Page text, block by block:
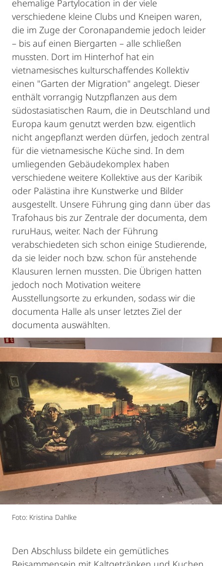
ehemalige Partylocation in der viele
verschiedene kleine Clubs und Kneipen waren,
die im Zuge der Coronapandemie jedoch leider
– bis auf einen Biergarten – alle schließen
mussten. Dort im Hinterhof hat ein
vietnamesisches kulturschaffendes Kollektiv
einen "Garten der Migration" angelegt. Dieser
enthält vorrangig Nutzpflanzen aus dem
südostasiatischen Raum, die in Deutschland und
Europa kaum genutzt werden bzw. eigentlich
nicht angepflanzt werden dürfen, jedoch zentral
für die vietnamesische Küche sind. In dem
umliegenden Gebäudekomplex haben
verschiedene weitere Kollektive aus der Karibik
oder Palästina ihre Kunstwerke und Bilder
ausgestellt. Unsere Führung ging dann über das
Trafohaus bis zur Zentrale der documenta, dem
ruruHaus, weiter. Nach der Führung
verabschiedeten sich schon einige Studierende,
da sie leider noch bzw. schon für anstehende
Klausuren lernen mussten. Die Übrigen hatten
jedoch noch Motivation weitere
Ausstellungsorte zu erkunden, sodass wir die
documenta Halle als unser letztes Ziel der
documenta auswählten.
Foto: Kristina Dahlke
Den Abschluss bildete ein gemütliches